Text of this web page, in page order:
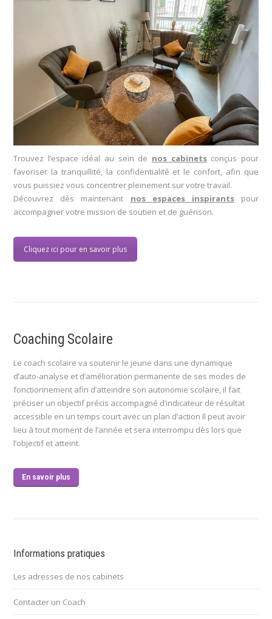
Trouvez l’espace idéal au sein de nos cabinetsconçus pour
favoriser la tranquillité, la confidentialité et le confort, afin que
vous puissiez vous concentrer pleinement sur votre travail.
Découvrez dès maintenant nos espaces inspirantspour
accompagner votre mission de soutien et de guérison.
Cliquez ici pour en savoir plus
Coaching Scolaire
Le coach scolaire va soutenir le jeune dans une dynamique
d’auto-analyse et d’amélioration permanente de ses modes de
fonctionnement afin d’atteindre son autonomie scolaire, il fait
préciser un objectif précis accompagné d’indicateur de résultat
accessible en un temps court avec un plan d’action Il peut avoir
lieu à tout moment de l’année et sera interrompu dès lors que
l’objectif et atteint.
En savoir plus
Informations pratiques
Les adresses de nos cabinets
Contacter un Coach